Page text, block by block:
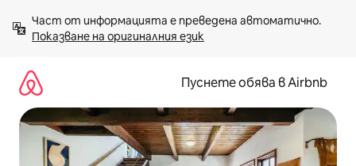
към
съдържанието
Показване на оригиналния език
Пуснете обява в Airbnb